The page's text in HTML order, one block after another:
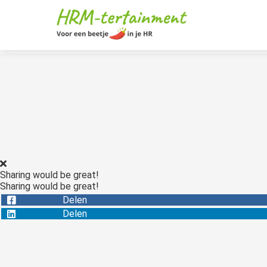
Sharing would be great!
Sharing would be great!
Delen
Delen